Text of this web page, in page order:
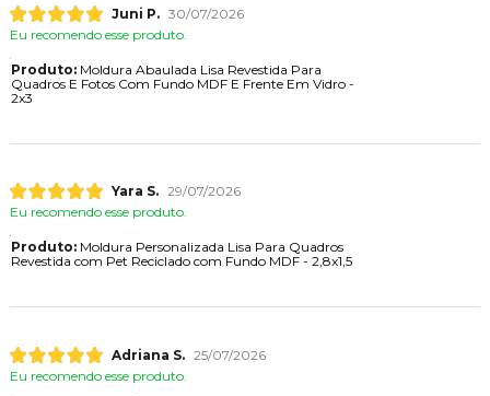
Juni P. 30/07/2026
Eu recomendo esse produto.
Produto:Moldura Abaulada Lisa Revestida Para
Quadros E Fotos Com Fundo MDF E Frente Em Vidro -
2x3
Yara S. 29/07/2026
Eu recomendo esse produto.
Produto:Moldura Personalizada Lisa Para Quadros
Revestida com Pet Reciclado com Fundo MDF - 2,8x1,5
Adriana S. 25/07/2026
Eu recomendo esse produto.